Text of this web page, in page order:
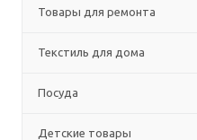
Товары для ремонта
Текстиль для дома
Посуда
Детские товары